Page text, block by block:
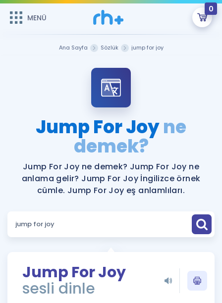
MENÜ
0
Şifremi Hatırlamıyorum
Sepetin Şu An Boş.
Remzi Hoca ile seni sınava hazırlayacak onlarca eğitim seni
bekliyor!
MENÜ
Katılımcı Görüşleri
Faydalı Araçlar
Ücretsiz Kaynaklar
Puan Hesaplama
ÖSYM Sınav Takvimi
Kampanyalar
İngilizce Gramer
Ana Sayfa Sözlük jump for joy
Jump For Joyne
demek?
Jump For Joy ne demek? Jump For Joy ne
anlama gelir? Jump For Joy İngilizce örnek
cümle. Jump For Joy eş anlamlıları.
Jump For Joy
sesli dinle